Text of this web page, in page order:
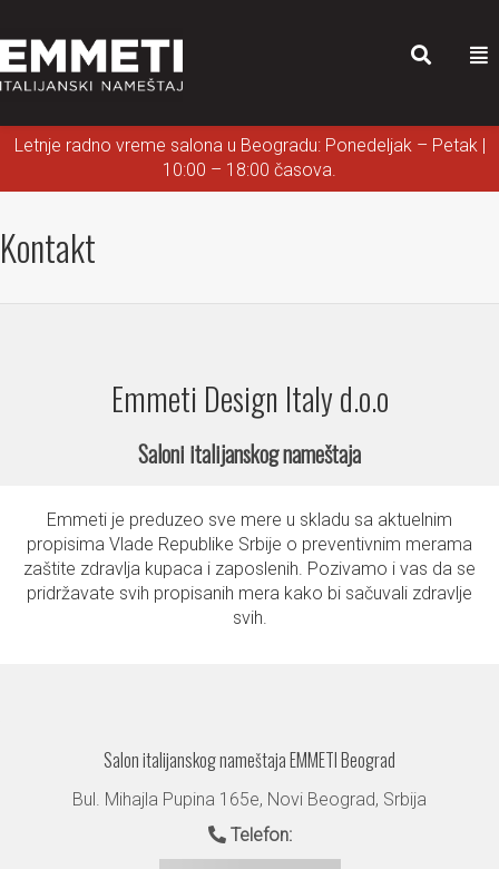
Letnje radno vreme salona u Beogradu: Ponedeljak – Petak |
10:00 – 18:00 časova.
Kontakt
Emmeti Design Italy d.o.o
Saloni italijanskog nameštaja
Emmeti je preduzeo sve mere u skladu sa aktuelnim
propisima Vlade Republike Srbije o preventivnim merama
zaštite zdravlja kupaca i zaposlenih. Pozivamo i vas da se
pridržavate svih propisanih mera kako bi sačuvali zdravlje
svih.
Salon italijanskog nameštaja EMMETI Beograd
Bul. Mihajla Pupina 165e, Novi Beograd, Srbija
Telefon: